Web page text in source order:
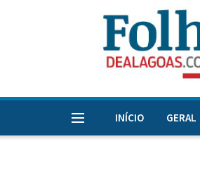
INÍCIO GERAL